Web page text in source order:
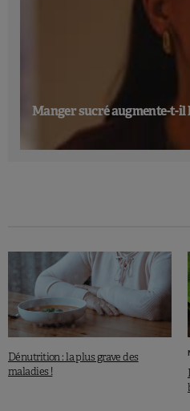
Manger sucré augmente-t-il
Dénutrition : la plus grave des
maladies !